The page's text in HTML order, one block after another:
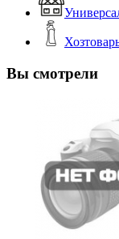
Вы смотрели